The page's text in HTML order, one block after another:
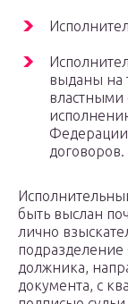
выданы на
договоров.
быть выслан
лично
должника,
документа, с